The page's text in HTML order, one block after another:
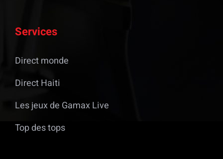
Services
Direct monde
Direct Haiti
Les jeux de Gamax Live
Top des tops